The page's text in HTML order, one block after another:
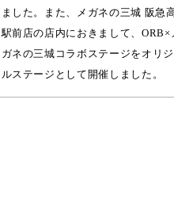
ました。また、メガネの三城 阪急
駅前店の店内におきまして、ORB×
ガネの三城コラボステージをオリ
ルステージとして開催しました。